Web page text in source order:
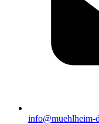
info@muehlheim-